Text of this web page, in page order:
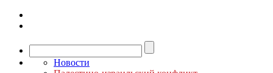
Новости